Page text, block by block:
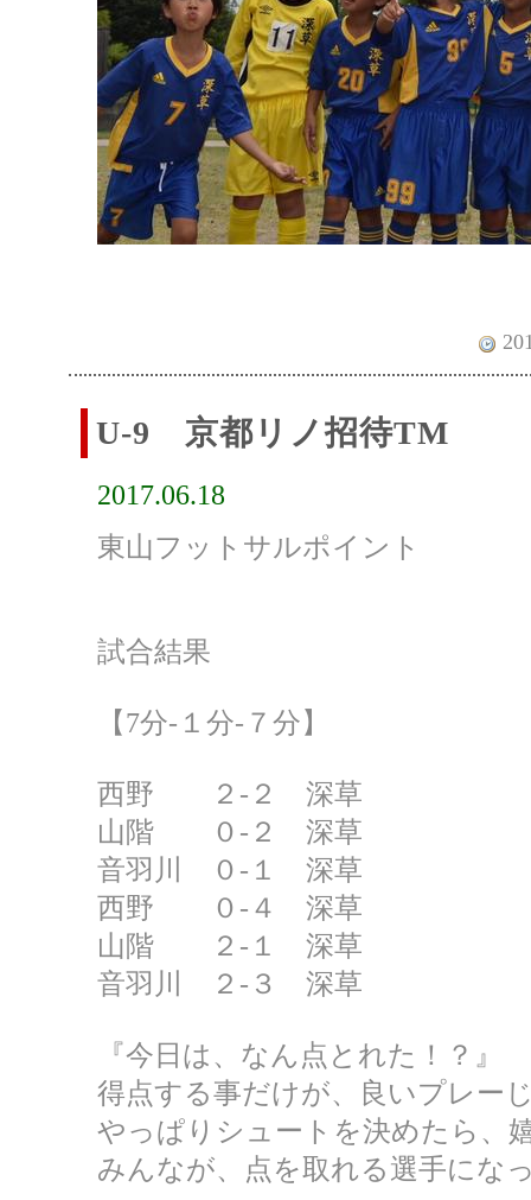
U-9 京都リノ招待TM
2017.06.18
東山フットサルポイント
試合結果
【7分‐１分‐７分】
西野 ２‐２ 深草
山階 ０‐２ 深草
音羽川 ０‐１ 深草
西野 ０‐４ 深草
山階 ２‐１ 深草
音羽川 ２‐３ 深草
『今日は、なん点とれた！？』
得点する事だけが、良いプレー
やっぱりシュートを決めたら、
みんなが、点を取れる選手にな